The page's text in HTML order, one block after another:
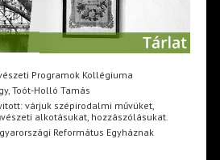
Programok Kollégiuma
Toót-Holló Tamás
várjuk szépirodalmi művüket,
alkotásukat, hozzászólásukat.
Református Egyháznak